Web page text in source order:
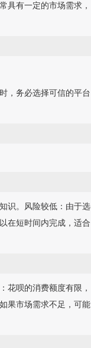
具有一定的市场需求，
，务必选择可信的平台
识。风险较低：由于选
在短时间内完成，适合
花呗的消费额度有限，
果市场需求不足，可能